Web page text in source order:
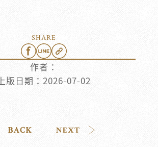
作者：
上版日期： 2026-07-02
SHARE